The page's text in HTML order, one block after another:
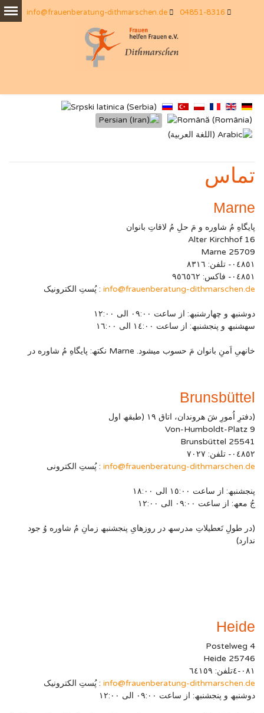
04851-8316
info@frauenberatung-dithmarschen.de
تماس
Marne
پایگاهِ مُ شاوره و مَ حلِ مُ لاقاتِ بانوان
Alter Kirchhof 16
25709 Marne
۰٤۸٥۱- تلفن: ۸۳۱٦
۰٤۸٥۱- فاکس: ۹٥٦٥٦۲
info@frauenberatung-dithmarschen.de : پُستِ الکترونیک
دوشنبھ و چھارشنبھ: از ساعت ۰۹:۰۰ الی ۱۲:۰۰
سھشنبھ و پنجشنبھ: از ساعت ۱٤:۰۰ الی ۱٦:۰۰
خانھیِ اَمنِ بانوان مَ حسوب میشود. Marne نکتھ: پایگاهِ مُ شاوره در
Brunsbüttel
(دفترِ اُمورِ شَ ھروندان، اتاق ۱۹ (طبقھ اول
Von-Humboldt-Platz 9
25541 Brunsbüttel
۰٤۸٥۲- تلفن: ۷۰۲۷
info@frauenberatung-dithmarschen.de : پُستِ الکترونی
پنجشنبھ: از ساعت ۱٥:۰۰ الی ۱۸:۰۰
جُ معھ: از ساعت ۰۹:۰۰ الی ۱۲:۰۰
(در طولِ تَعطیلاتِ مدرسھ در روزھایِ پنجشنبھ زمانِ مُ شاوره وُ جود
ندارد)
Heide
Postelweg 4
25746 Heide
۰۸۱-٤تلفن: ٦٤۱٥۹
info@frauenberatung-dithmarschen.de : پُستِ الکترونیک
دوشنبھ و پنجشنبھ: از ساعت ۰۹:۰۰ الی ۱۲:۰۰